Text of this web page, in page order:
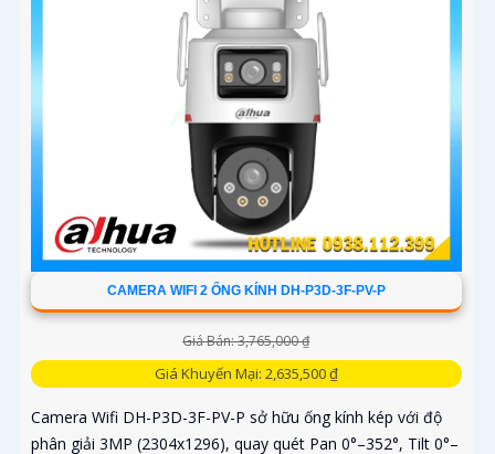
CAMERA WIFI 2 ỐNG KÍNH DH-P3D-3F-PV-P
Giá Bán: 3,765,000 ₫
Giá Khuyến Mại: 2,635,500 ₫
Camera Wifi DH-P3D-3F-PV-P sở hữu ống kính kép với độ
phân giải 3MP (2304x1296), quay quét Pan 0°–352°, Tilt 0°–